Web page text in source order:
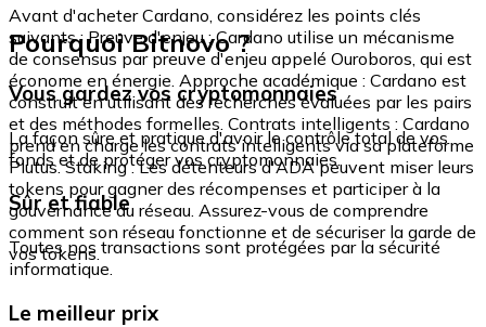
Avant d'acheter Cardano, considérez les points clés
suivants : Preuve d'enjeu : Cardano utilise un mécanisme
de consensus par preuve d'enjeu appelé Ouroboros, qui est
économe en énergie. Approche académique : Cardano est
construit en utilisant des recherches évaluées par les pairs
et des méthodes formelles. Contrats intelligents : Cardano
prend en charge les contrats intelligents via sa plateforme
Plutus. Staking : Les détenteurs d'ADA peuvent miser leurs
tokens pour gagner des récompenses et participer à la
gouvernance du réseau. Assurez-vous de comprendre
comment son réseau fonctionne et de sécuriser la garde de
vos tokens.
Pourquoi Bitnovo ?
Vous gardez vos cryptomonnaies
La façon sûre et pratique d'avoir le contrôle total de vos
fonds et de protéger vos cryptomonnaies.
Sûr et fiable
Toutes nos transactions sont protégées par la sécurité
informatique.
Le meilleur prix